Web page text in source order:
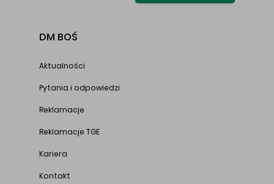
DM BOŚ
Aktualności
Pytania i odpowiedzi
Reklamacje
Reklamacje TGE
Kariera
Kontakt